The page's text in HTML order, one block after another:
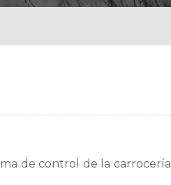
de control de la carrocería